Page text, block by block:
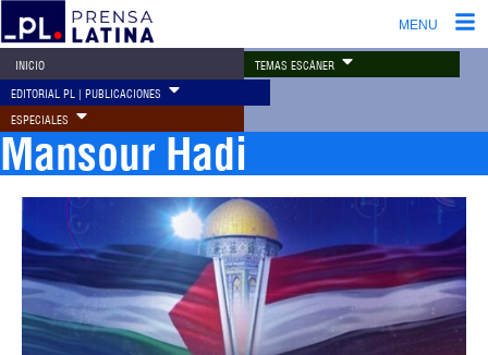
MENU
INICIO TEMAS ESCÁNER
EDITORIAL PL | PUBLICACIONES
ESPECIALES
Mansour Hadi